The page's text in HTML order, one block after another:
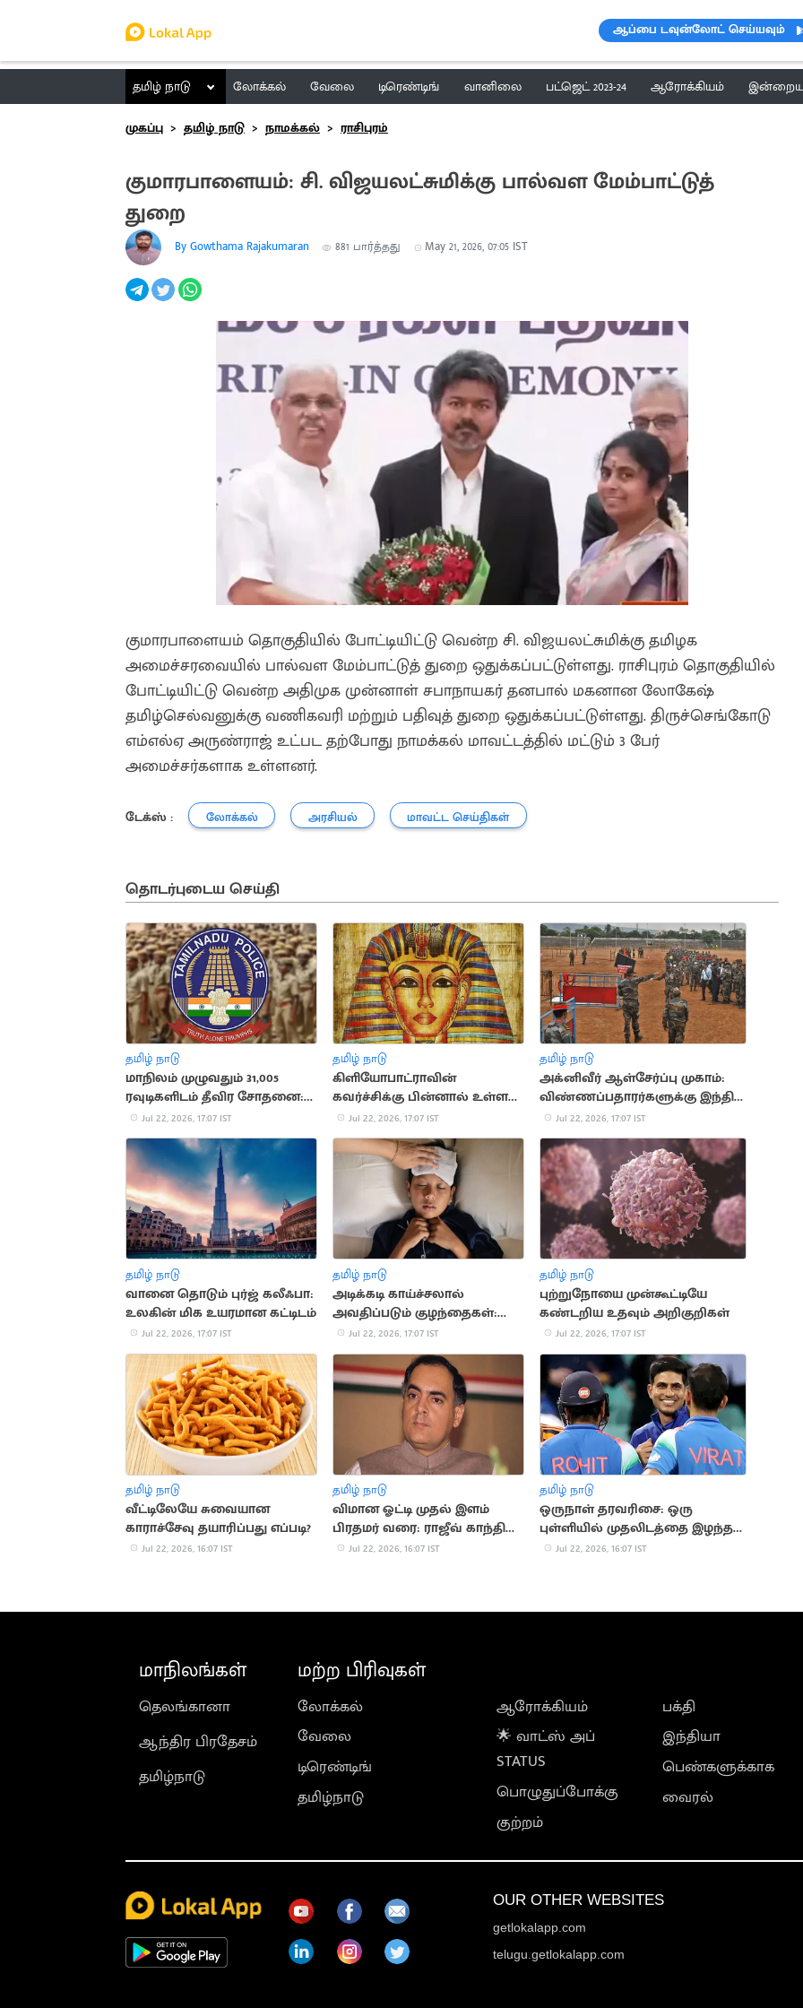
ஆப்பை டவுன்லோட் செய்யவும்
தமிழ் நாடு லோக்கல் வேலை டிரெண்டிங் வானிலை பட்ஜெட் 2023-24 ஆரோக்கியம் இன்றைய
முகப்பு
தமிழ் நாடு நாமக்கல் ராசிபுரம்
குமாரபாளையம்: சி. விஜயலட்சுமிக்கு பால்வள மேம்பாட்டுத்
துறை
By Gowthama Rajakumaran 881 பார்த்தது May 21, 2026, 07:05 IST
குமாரபாளையம் தொகுதியில் போட்டியிட்டு வென்ற சி. விஜயலட்சுமிக்கு தமிழக
அமைச்சரவையில் பால்வள மேம்பாட்டுத் துறை ஒதுக்கப்பட்டுள்ளது. ராசிபுரம் தொகுதியில்
போட்டியிட்டு வென்ற அதிமுக முன்னாள் சபாநாயகர் தனபால் மகனான லோகேஷ்
தமிழ்செல்வனுக்கு வணிகவரி மற்றும் பதிவுத் துறை ஒதுக்கப்பட்டுள்ளது. திருச்செங்கோடு
எம்எல்ஏ அருண்ராஜ் உட்பட தற்போது நாமக்கல் மாவட்டத்தில் மட்டும் 3 பேர்
அமைச்சர்களாக உள்ளனர்.
டேக்ஸ் : லோக்கல் அரசியல் மாவட்ட செய்திகள்
தொடர்புடைய செய்தி
தமிழ் நாடு
மாநிலம் முழுவதும் 31,005
ரவுடிகளிடம் தீவிர சோதனை:
காவல்துறை அறிக்கை
Jul 22, 2026, 17:07 IST
தமிழ் நாடு
கிளியோபாட்ராவின்
கவர்ச்சிக்கு பின்னால் உள்ள
சுவாரசியமான வரலாற்று
தகவல்கள்
Jul 22, 2026, 17:07 IST
தமிழ் நாடு
அக்னிவீர் ஆள்சேர்ப்பு முகாம்:
விண்ணப்பதாரர்களுக்கு இந்திய
ராணுவம் முக்கிய அறிவுறுத்தல்
Jul 22, 2026, 17:07 IST
தமிழ் நாடு
வானை தொடும் புர்ஜ் கலீஃபா:
உலகின் மிக உயரமான கட்டிடம்
Jul 22, 2026, 17:07 IST
தமிழ் நாடு
அடிக்கடி காய்ச்சலால்
அவதிப்படும் குழந்தைகள்:
முக்கிய காரணங்கள் இதோ
Jul 22, 2026, 17:07 IST
தமிழ் நாடு
புற்றுநோயை முன்கூட்டியே
கண்டறிய உதவும் அறிகுறிகள்
Jul 22, 2026, 17:07 IST
தமிழ் நாடு
வீட்டிலேயே சுவையான
காராச்சேவு தயாரிப்பது எப்படி?
Jul 22, 2026, 16:07 IST
தமிழ் நாடு
விமான ஓட்டி முதல் இளம்
பிரதமர் வரை: ராஜீவ் காந்தி
வரலாறு
Jul 22, 2026, 16:07 IST
தமிழ் நாடு
ஒருநாள் தரவரிசை: ஒரு
புள்ளியில் முதலிடத்தை இழந்த
கில்Jul 22, 2026, 16:07 IST
மாநிலங்கள்
தெலங்கானா
ஆந்திர பிரதேசம்
தமிழ்நாடு
மற்ற பிரிவுகள்
லோக்கல்
வேலை
டிரெண்டிங்
தமிழ்நாடு
ஆரோக்கியம்
🌟 வாட்ஸ் அப்
STATUS
பொழுதுப்போக்கு
குற்றம்
பக்தி
இந்தியா
பெண்களுக்காக
வைரல்
OUR OTHER WEBSITES
getlokalapp.com
telugu.getlokalapp.com